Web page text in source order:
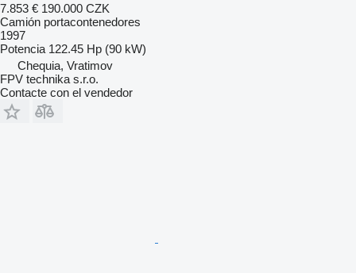
7.853 € 190.000 CZK
Camión portacontenedores
1997
Potencia 122.45 Hp (90 kW)
Chequia, Vratimov
FPV technika s.r.o.
Contacte con el vendedor